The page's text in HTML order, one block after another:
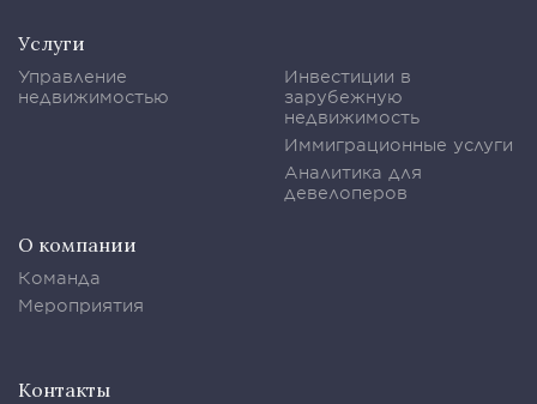
Услуги
Управление
недвижимостью
Инвестиции в
зарубежную
недвижимость
Иммиграционные услуги
Аналитика для
девелоперов
О компании
Команда
Мероприятия
Контакты